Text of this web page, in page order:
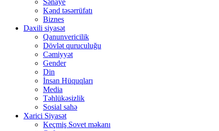
Sənaye
Kənd təsərrüfatı
Biznes
Daxili siyasət
Qanunvericilik
Dövlət quruculuğu
Cəmiyyət
Gender
Din
İnsan Hüquqları
Media
Təhlükəsizlik
Sosial sahə
Xarici Siyasət
Keçmiş Sovet məkanı